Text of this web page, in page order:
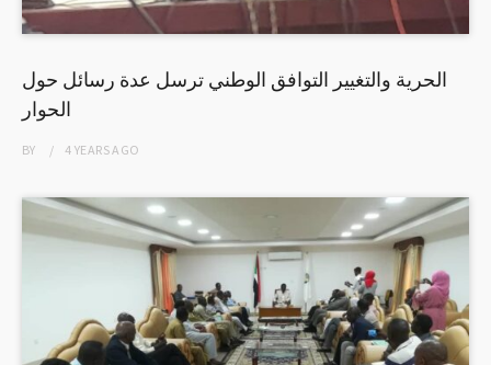
الحرية والتغيير التوافق الوطني ترسل عدة رسائل حول
الحوار
BY 4 YEARSAGO